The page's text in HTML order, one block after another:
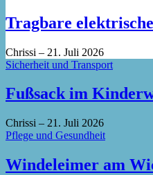
Tragbare
Chrissi – 21. Juli 2026
Sicherheit und Transport
Fußsack im
Chrissi – 21. Juli 2026
Pflege und Gesundheit
Windeleimer am